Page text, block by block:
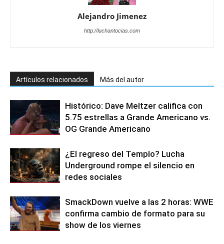
Alejandro Jimenez
http://luchantocias.com
Artículos relacionados Más del autor
Histórico: Dave Meltzer califica con
5.75 estrellas a Grande Americano vs.
OG Grande Americano
¿El regreso del Templo? Lucha
Underground rompe el silencio en
redes sociales
SmackDown vuelve a las 2 horas: WWE
confirma cambio de formato para su
show de los viernes